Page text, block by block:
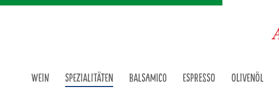
WEIN SPEZIALITÄTEN BALSAMICO ESPRESSO OLIVENÖL